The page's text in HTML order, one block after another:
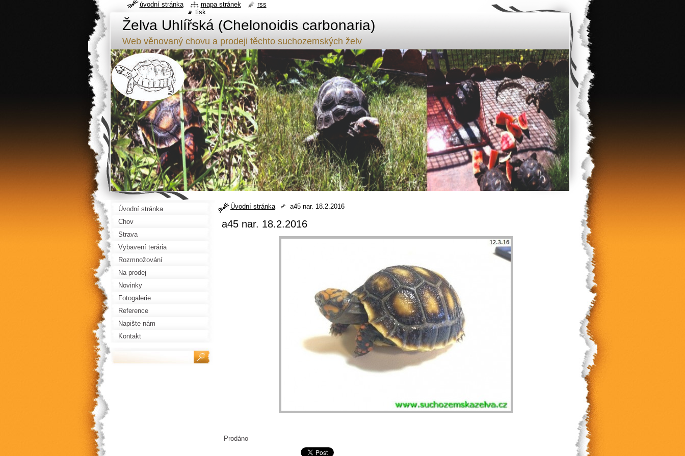
Želva Uhlířská (Chelonoidis carbonaria)
Web věnovaný chovu a prodeji těchto suchozemských želv
Úvodní stránka a45 nar. 18.2.2016
a45 nar. 18.2.2016
Prodáno
Úvodní stránka
Chov
Strava
Vybavení terária
Rozmnožování
Na prodej
Novinky
Fotogalerie
Reference
Napište nám
Kontakt
úvodní stránka mapa stránek
rss
tisk